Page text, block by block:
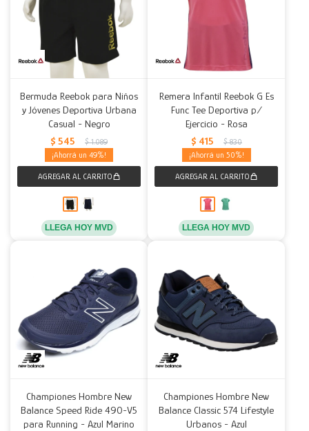
Bermuda Reebok para Niños
y Jóvenes Deportiva Urbana
Casual - Negro
$ 545 $ 1.089
49
LLEGA HOY MVD
Remera Infantil Reebok G Es
Func Tee Deportiva p/
Ejercicio - Rosa
$ 415 $ 830
50
LLEGA HOY MVD
Championes Hombre New
Balance Speed Ride 490-V5
para Running - Azul Marino
Championes Hombre New
Balance Classic 574 Lifestyle
Urbanos - Azul